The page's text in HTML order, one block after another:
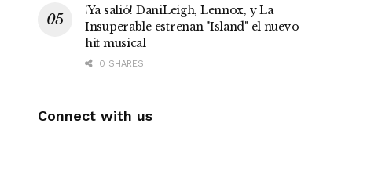
¡Ya salió! DaniLeigh, Lennox, y La
Insuperable estrenan "Island" el nuevo
hit musical
0 SHARES
Connect with us